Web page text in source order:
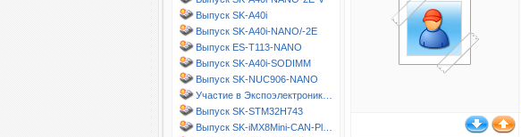
Выпуск SK-A40i
Выпуск SK-A40i-NANO/-2E
Выпуск ES-T113-NANO
Выпуск SK-A40i-SODIMM
Выпуск SK-NUC906-NANO
Участие в Экспоэлектроник…
Выпуск SK-STM32H743
Выпуск SK-iMX8Mini-CAN-Pl…